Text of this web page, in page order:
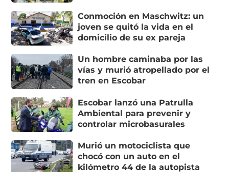
Conmoción en Maschwitz: un
joven se quitó la vida en el
domicilio de su ex pareja
Un hombre caminaba por las
vías y murió atropellado por el
tren en Escobar
Escobar lanzó una Patrulla
Ambiental para prevenir y
controlar microbasurales
Murió un motociclista que
chocó con un auto en el
kilómetro 44 de la autopista